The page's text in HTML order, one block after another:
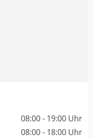
08:00 - 19:00 Uhr
08:00 - 18:00 Uhr